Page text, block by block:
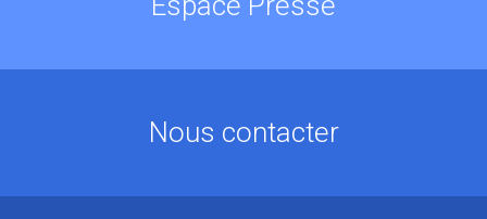
Nous contacter